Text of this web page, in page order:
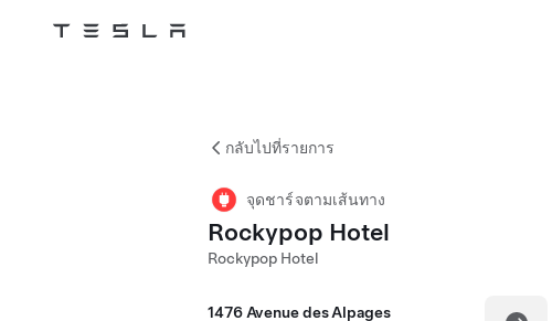
Tesla
กลับไปที่รายการ
จุดชาร์จตามเส้นทาง
Rockypop Hotel
Rockypop Hotel
1476 Avenue des Alpages